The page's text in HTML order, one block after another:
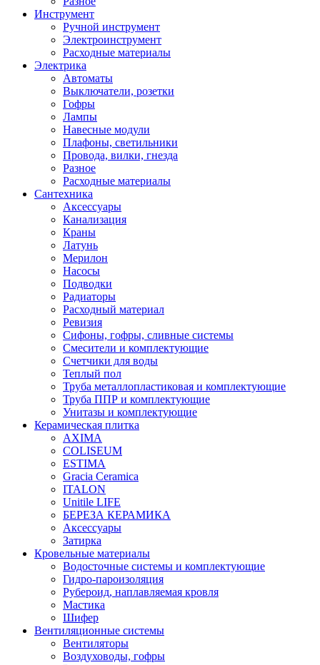
Инструмент
Ручной инструмент
Электроинструмент
Расходные материалы
Электрика
Автоматы
Выключатели, розетки
Гофры
Лампы
Навесные модули
Плафоны, светильники
Провода, вилки, гнезда
Разное
Расходные материалы
Сантехника
Аксессуары
Канализация
Краны
Латунь
Мерилон
Насосы
Подводки
Радиаторы
Расходный материал
Ревизия
Сифоны, гофры, сливные системы
Смесители и комплектующие
Счетчики для воды
Теплый пол
Труба металлопластиковая и комплектующие
Труба ППР и комплектующие
Унитазы и комплектующие
Керамическая плитка
AXIMA
COLISEUM
ESTIMA
Gracia Ceramica
ITALON
Unitile LIFE
БЕРЕЗА КЕРАМИКА
Аксессуары
Затирка
Кровельные материалы
Водосточные системы и комплектующие
Гидро-пароизоляция
Рубероид, наплавляемая кровля
Мастика
Шифер
Вентиляционные системы
Вентиляторы
Воздуховоды, гофры